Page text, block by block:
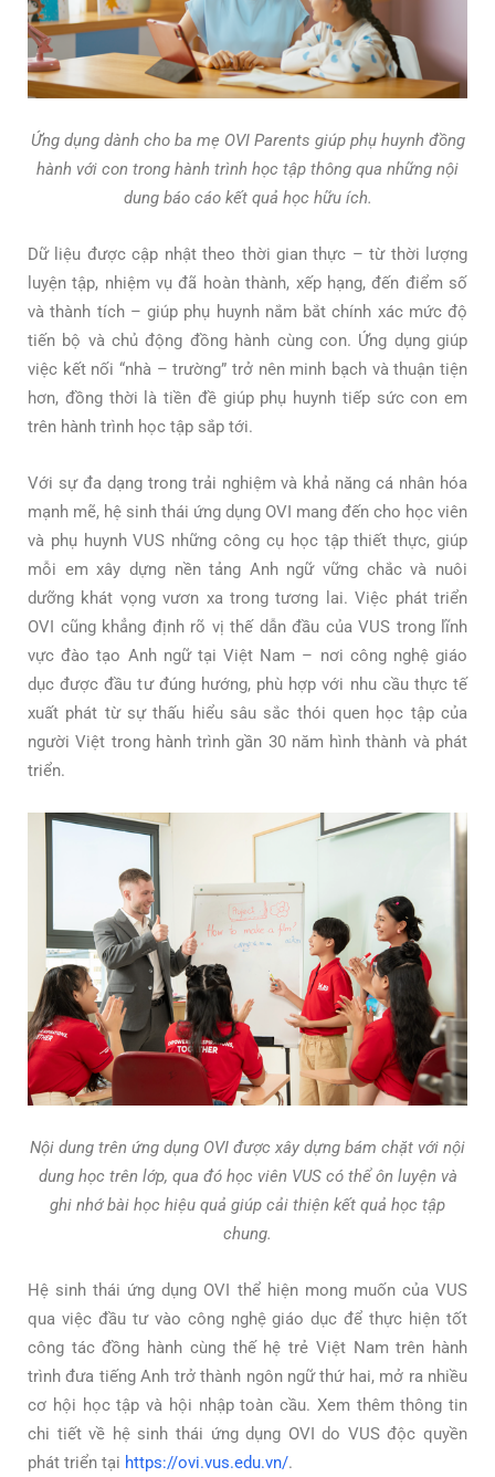
Ứng dụng dành cho ba mẹ OVI Parents giúp phụ huynh đồng
hành với con trong hành trình học tập thông qua những nội
dung báo cáo kết quả học hữu ích.
Dữ liệu được cập nhật theo thời gian thực – từ thời lượng
luyện tập, nhiệm vụ đã hoàn thành, xếp hạng, đến điểm số
và thành tích – giúp phụ huynh nắm bắt chính xác mức độ
tiến bộ và chủ động đồng hành cùng con. Ứng dụng giúp
việc kết nối “nhà – trường” trở nên minh bạch và thuận tiện
hơn, đồng thời là tiền đề giúp phụ huynh tiếp sức con em
trên hành trình học tập sắp tới.
Với sự đa dạng trong trải nghiệm và khả năng cá nhân hóa
mạnh mẽ, hệ sinh thái ứng dụng OVI mang đến cho học viên
và phụ huynh VUS những công cụ học tập thiết thực, giúp
mỗi em xây dựng nền tảng Anh ngữ vững chắc và nuôi
dưỡng khát vọng vươn xa trong tương lai. Việc phát triển
OVI cũng khẳng định rõ vị thế dẫn đầu của VUS trong lĩnh
vực đào tạo Anh ngữ tại Việt Nam – nơi công nghệ giáo
dục được đầu tư đúng hướng, phù hợp với nhu cầu thực tế
xuất phát từ sự thấu hiểu sâu sắc thói quen học tập của
người Việt trong hành trình gần 30 năm hình thành và phát
triển.
Nội dung trên ứng dụng OVI được xây dựng bám chặt với nội
dung học trên lớp, qua đó học viên VUS có thể ôn luyện và
ghi nhớ bài học hiệu quả giúp cải thiện kết quả học tập
chung.
Hệ sinh thái ứng dụng OVI thể hiện mong muốn của VUS
qua việc đầu tư vào công nghệ giáo dục để thực hiện tốt
công tác đồng hành cùng thế hệ trẻ Việt Nam trên hành
trình đưa tiếng Anh trở thành ngôn ngữ thứ hai, mở ra nhiều
cơ hội học tập và hội nhập toàn cầu. Xem thêm thông tin
chi tiết về hệ sinh thái ứng dụng OVI do VUS độc quyền
phát triển tại https://ovi.vus.edu.vn/.